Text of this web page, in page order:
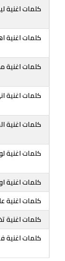
كلمات اغنية
كلمات اغنية
كلمات اغنية
كلمات اغنية
كلمات اغنية
كلمات اغنية
كلمات اغنية
كلمات اغنية
كلمات اغنية
كلمات اغنية